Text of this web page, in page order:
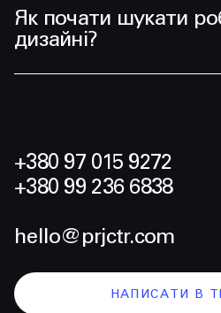
Як почати шукати
дизайні?
+380 97 015 9272
+380 99 236 6838
hello@prjctr.com
НАПИСАТИ В